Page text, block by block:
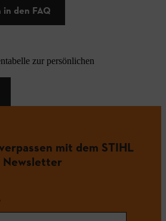
den FAQ
zur persönlichen
mit dem STIHL
Newsletter